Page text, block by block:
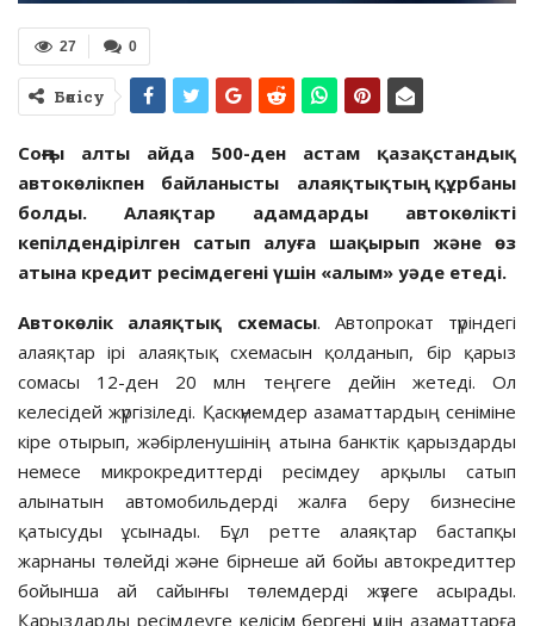
0
27
Бөлісу
Соңғы алты айда 500-ден астам қазақстандық
автокөлікпен байланысты алаяқтықтың құрбаны
болды. Алаяқтар адамдарды автокөлікті
кепілдендірілген сатып алуға шақырып және өз
атына кредит ресімдегені үшін «алым» уәде етеді.
Автокөлік алаяқтық схемасы. Автопрокат түріндегі
алаяқтар ірі алаяқтық схемасын қолданып, бір қарыз
сомасы 12-ден 20 млн теңгеге дейін жетеді. Ол
келесідей жүргізіледі. Қаскүнемдер азаматтардың сеніміне
кіре отырып, жәбірленушінің атына банктік қарыздарды
немесе микрокредиттерді ресімдеу арқылы сатып
алынатын автомобильдерді жалға беру бизнесіне
қатысуды ұсынады. Бұл ретте алаяқтар бастапқы
жарнаны төлейді және бірнеше ай бойы автокредиттер
бойынша ай сайынғы төлемдерді жүзеге асырады.
Қарыздарды ресімдеуге келісім бергені үшін азаматтарға